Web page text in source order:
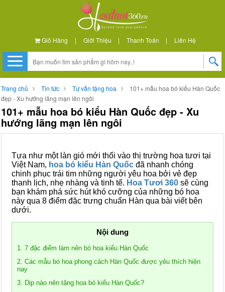
Giỏ Hàng | Giới Thiệu | Thanh Toán | Liên Hệ
Trang chủ Tin tức Tư vấn tặng hoa
101+ mẫu hoa bó kiểu Hàn Quốc
đẹp - Xu hướng lãng mạn lên ngôi
101+ mẫu hoa bó kiểu Hàn Quốc đẹp - Xu
hướng lãng mạn lên ngôi
Tựa như một làn gió mới thổi vào thị trường hoa tươi tại
Việt Nam, hoa bó kiểu Hàn Quốc đã nhanh chóng
chinh phục trái tim những người yêu hoa bởi vẻ đẹp
thanh lịch, nhẹ nhàng và tinh tế. Hoa Tươi 360 sẽ cùng
bạn khám phá sức hút khó cưỡng của những bó hoa
này qua 8 điểm đặc trưng chuẩn Hàn qua bài viết bên
dưới.
Nội dung
1. 7 đặc điểm làm nên bó hoa kiểu Hàn Quốc
2. Các mẫu bó hoa phong cách Hàn Quốc được yêu thích hiện
nay
3. Dịp nào nên tặng hoa bó kiểu Hàn Quốc?